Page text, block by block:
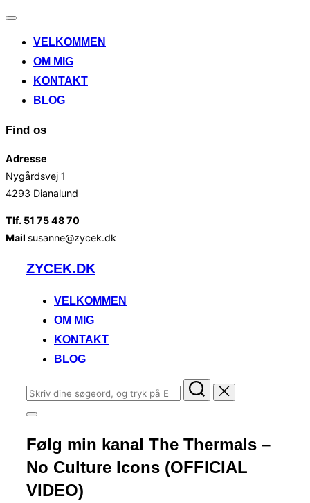
Slå
til/fraVELKOMMEN
OM MIG
KONTAKT
BLOG
Find os
Adresse
Nygårdsvej 1
4293 Dianalund
Tlf. 51 75 48 70
Mail susanne@zycek.dk
VidereZYCEK.DK
VELKOMMEN
OM MIG
KONTAKT
BLOG
Søg
efter:
Slå
i
sidekolonne
til/fra
Følg min kanal The Thermals –
No Culture Icons (OFFICIAL
VIDEO)